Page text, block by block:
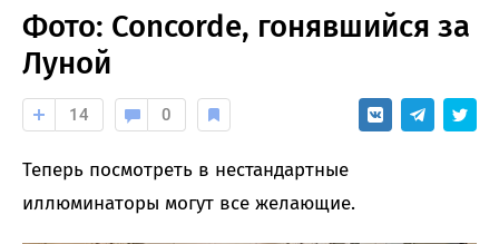
Фото: Concorde, гонявшийся за
Луной
14 0
Теперь посмотреть в нестандартные
иллюминаторы могут все желающие.